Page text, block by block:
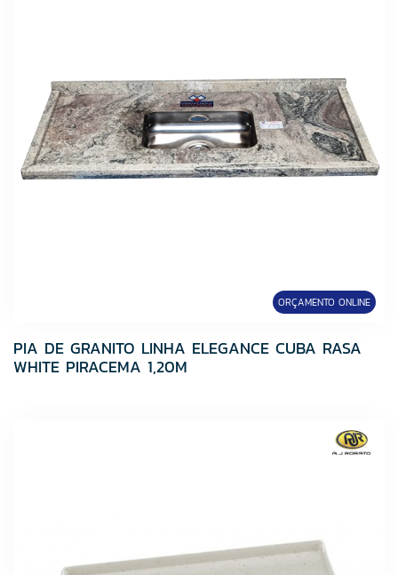
ORÇAMENTO ONLINE
PIA DE GRANITO LINHA ELEGANCE CUBA RASA
WHITE PIRACEMA 1,20M